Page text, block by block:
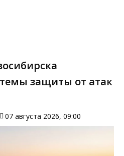
защиты от атак
07 августа 2026, 09:00